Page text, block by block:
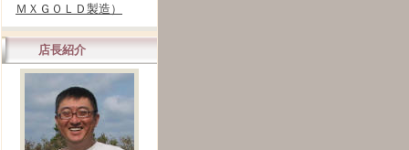
ＭＸＧＯＬＤ製造）
店長紹介